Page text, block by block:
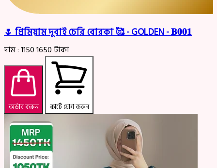
🌷 প্রিমিয়াম দুবাই চেরি বোরকা 🥰 - GOLDEN - 𝐁𝟎𝟎𝟏
দাম :11501650টাকা
অর্ডার করুন কার্টে যোগ করুন